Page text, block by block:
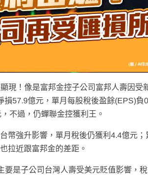
現！像是富邦金控子公司富邦人壽因受
57.9億元，單月每股稅後盈餘(EPS)負
不過，仍蟬聯金控獲利王。
幣強升影響，單月稅後仍獲利4.4億元；
拉近跟富邦金的差距。
是子公司台灣人壽受美元貶值影響，